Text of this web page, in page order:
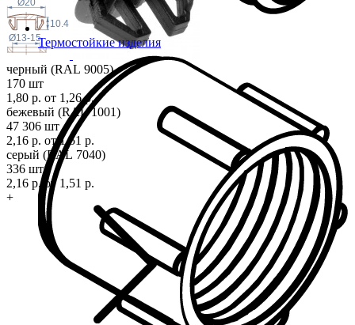
Термостойкие изделия
10.4
Ø13-15
черный (RAL 9005)
170 шт
1,80 р. от 1,26 р.
бежевый (RAL 1001)
47 306 шт
2,16 р. от 1,51 р.
серый (RAL 7040)
336 шт
2,16 р. от 1,51 р.
+